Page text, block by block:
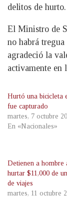
delitos de hurto.
El Ministro de
no habrá
agradeció la
activamente en
Hurtó una bicicleta
fue capturado
martes, 7 octubre
En «Nacionales»
Detienen a hombre
hurtar $11,000 de
de viajes
martes, 11 octubre